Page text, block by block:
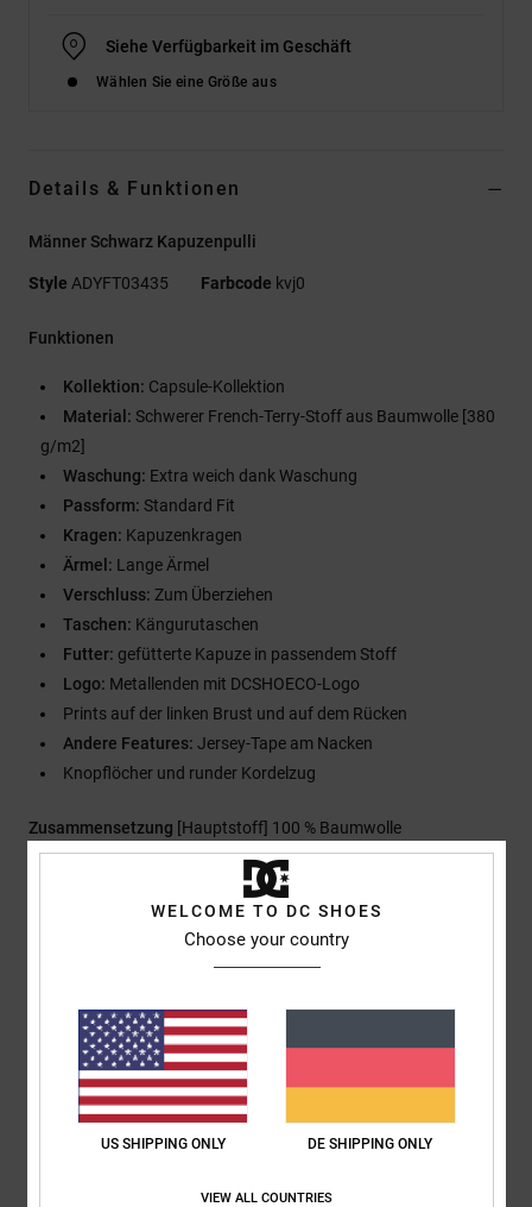
Siehe Verfügbarkeit im Geschäft
Wählen Sie eine Größe aus
Details & Funktionen
Männer Schwarz Kapuzenpulli
Style ADYFT03435 Farbcode kvj0
Funktionen
Kollektion: Capsule-Kollektion
Material: Schwerer French-Terry-Stoff aus Baumwolle [380
g/m2]
Waschung: Extra weich dank Waschung
Passform: Standard Fit
Kragen: Kapuzenkragen
Ärmel: Lange Ärmel
Verschluss: Zum Überziehen
Taschen: Kängurutaschen
Futter: gefütterte Kapuze in passendem Stoff
Logo: Metallenden mit DCSHOECO-Logo
Prints auf der linken Brust und auf dem Rücken
Andere Features: Jersey-Tape am Nacken
Knopflöcher und runder Kordelzug
Zusammensetzung [Hauptstoff] 100 % Baumwolle
Versand & Rückversand
Kundenbewertungen
Durchschnittliche Bewertung
5.0
WELCOME TO DC SHOES
Choose your country
US SHIPPING ONLY DE SHIPPING ONLY
VIEW ALL COUNTRIES